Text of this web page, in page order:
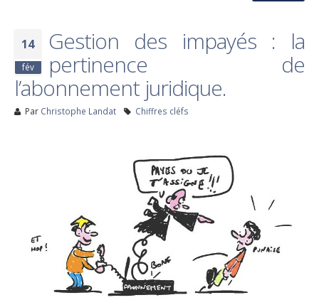
14
fév
Gestion des impayés : la
pertinence de
l’abonnement juridique.
Par Christophe Landat Chiffres cléfs